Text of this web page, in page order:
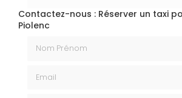
Contactez-nous : Réserver un taxi
Piolenc